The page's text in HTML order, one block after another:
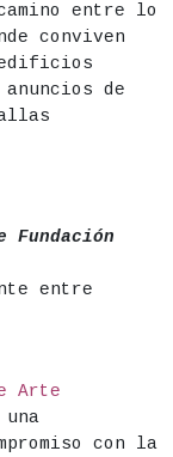
entre lo
conviven
de
Fundación
entre
Arte
con la